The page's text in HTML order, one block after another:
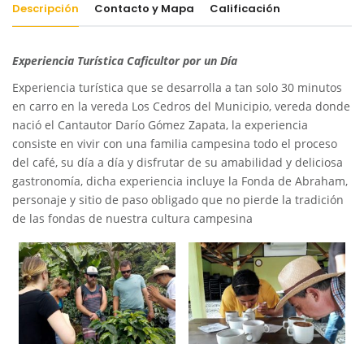
Descripción Contacto y Mapa Calificación
Experiencia Turística Caficultor por un Día
Experiencia turística que se desarrolla a tan solo 30 minutos
en carro en la vereda Los Cedros del Municipio, vereda donde
nació el Cantautor Darío Gómez Zapata, la experiencia
consiste en vivir con una familia campesina todo el proceso
del café, su día a día y disfrutar de su amabilidad y deliciosa
gastronomía, dicha experiencia incluye la Fonda de Abraham,
personaje y sitio de paso obligado que no pierde la tradición
de las fondas de nuestra cultura campesina